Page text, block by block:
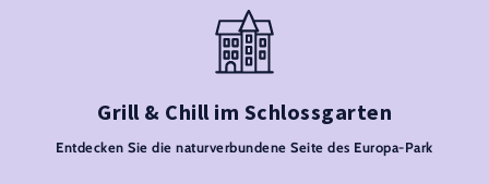
Grill & Chill im Schlossgarten
Entdecken Sie die naturverbundene Seite des Europa-Park